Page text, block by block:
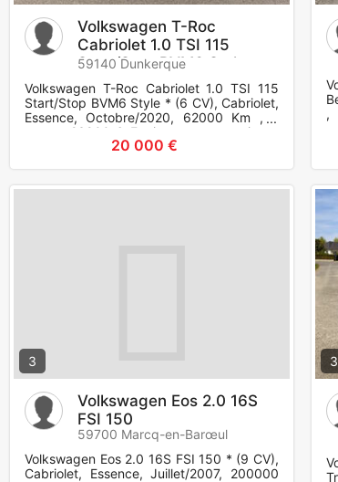
Volkswagen T-Roc
Cabriolet 1.0 TSI 115
Start/Stop BVM6 Style
59140 Dunkerque
Volkswagen T-Roc Cabriolet 1.0 TSI 115
Start/Stop BVM6 Style * (6 CV), Cabriolet,
Essence, Octobre/2020, 62000 Km , 2
portes, 23900 €. Equipements et options :
Contrôle de pressio20 000 €
,
3
Volkswagen Eos 2.0 16S
FSI 150
59700 Marcq-en-Barœul
Volkswagen Eos 2.0 16S FSI 150 * (9 CV),
Cabriolet, Essence, Juillet/2007, 200000
3